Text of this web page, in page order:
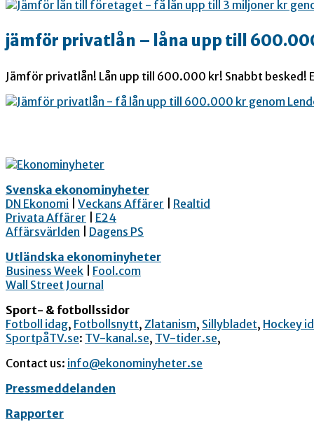
jämför privatlån – låna upp till
Jämför privatlån! Lån upp till 600.000 kr! Snabbt besked!
Svenska ekonominyheter
DN Ekonomi
Veckans Affärer
Realtid
Privata Affärer
E24
Affärsvärlden
Dagens PS
Utländska ekonominyheter
Business Week
Fool.com
Wall Street Journal
Sport- & fotbollssidor
Fotboll idag, Fotbollsnytt, Zlatanism, Sillybladet, Hockey
SportpåTV.se: TV-kanal.se, TV-tider.se,
Contact us: info@ekonominyheter.se
Pressmeddelanden
Rapporter